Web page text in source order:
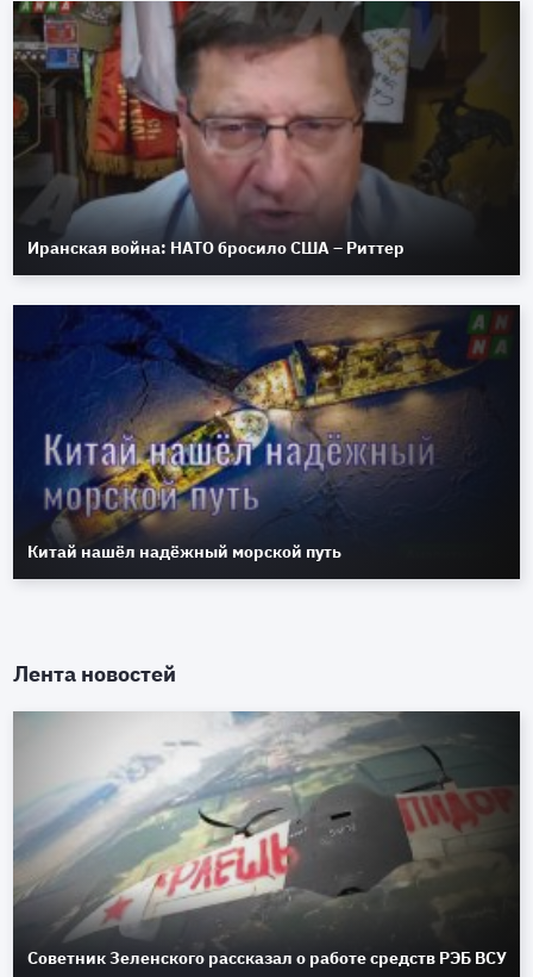
Иранская война: НАТО бросило США – Риттер
Китай нашёл надёжный морской путь
Лента новостей
Советник Зеленского рассказал о работе средств РЭБ ВСУ